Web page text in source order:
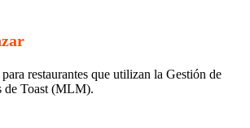
restaurantes que utilizan la Gestión de
de Toast (MLM).